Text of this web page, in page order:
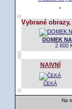
Vybrané
DOMEK
2 800
NAIVNÍ
ČEKÁ
Na